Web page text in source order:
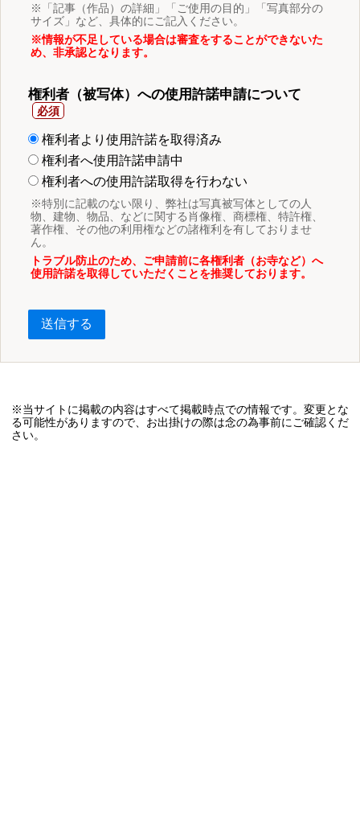
※「記事（作品）の詳細」「ご使用の目的」「写真部分の
サイズ」など、具体的にご記入ください。
※情報が不足している場合は審査をすることができないた
め、非承認となります。
権利者（被写体）への使用許諾申請について
権利者より使用許諾を取得済み
権利者へ使用許諾申請中
権利者への使用許諾取得を行わない
※特別に記載のない限り、弊社は写真被写体としての人
物、建物、物品、などに関する肖像権、商標権、特許権、
著作権、その他の利用権などの諸権利を有しておりませ
ん。
トラブル防止のため、ご申請前に各権利者（お寺など）へ
使用許諾を取得していただくことを推奨しております。
送信する
※当サイトに掲載の内容はすべて掲載時点での情報です。変更とな
る可能性がありますので、お出掛けの際は念の為事前にご確認くだ
さい。